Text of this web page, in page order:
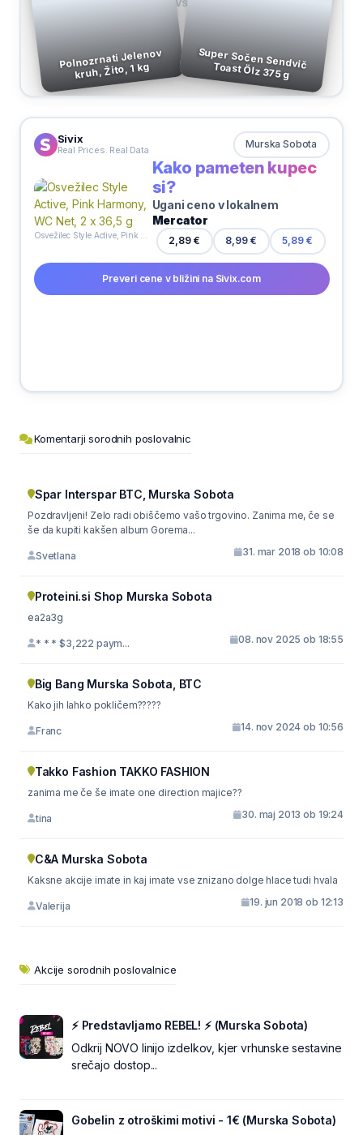
Polnozrnati Jelenov
kruh, Žito, 1 kg
VS
Super Sočen Sendvič Toast Ölz 375 g
Sivix
Real Prices. Real Data Murska Sobota
Kako pameten kupec
si?
Ugani ceno v lokalnem
Mercator
2,89 € 8,99 € 5,89 €
Preveri cene v bližini na Sivix.com
Komentarji sorodnih poslovalnic
Spar Interspar BTC, Murska Sobota
Pozdravljeni! Zelo radi obiščemo vašo trgovino. Zanima me, če se
še da kupiti kakšen album Gorema...
Svetlana 31. mar 2018 ob 10:08
Proteini.si Shop Murska Sobota
ea2a3g
* * * $3,222 paym... 08. nov 2025 ob 18:55
Big Bang Murska Sobota, BTC
Kako jih lahko pokličem?????
Franc 14. nov 2024 ob 10:56
Takko Fashion TAKKO FASHION
zanima me če še imate one direction majice??
tina 30. maj 2013 ob 19:24
C&A Murska Sobota
Kaksne akcije imate in kaj imate vse znizano dolge hlace tudi hvala
Valerija 19. jun 2018 ob 12:13
Akcije sorodnih poslovalnice
⚡ Predstavljamo REBEL! ⚡ (Murska Sobota)
Odkrij NOVO linijo izdelkov, kjer vrhunske sestavine
srečajo dostop...
Gobelin z otroškimi motivi - 1€ (Murska Sobota)